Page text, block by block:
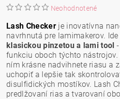
Neohodnotené
Lash Checker je inovatívna
navrhnutá pre lamimakerov. Ide
klasickou pinzetou a lami tool
funkciu oboch týchto
ním krásne nadvihnete riasu a
uchopiť a lepšie tak
disulfidických mostíkov. Lash
predlžovaní rias a tvarovaní